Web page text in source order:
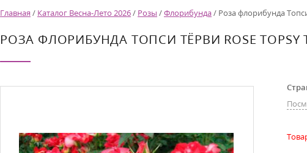
Главная / Каталог Весна-Лето 2026/ Розы /Флорибунда/ Роза флорибунда
РОЗА ФЛОРИБУНДА ТОПСИ ТЁРВИ ROSE TOPSY